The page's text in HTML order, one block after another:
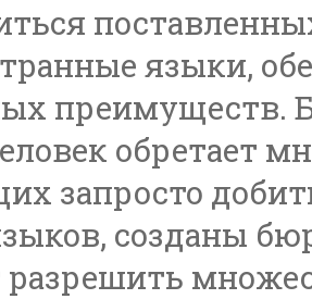
языки,
преимуществ.
обретает
запросто
созданы